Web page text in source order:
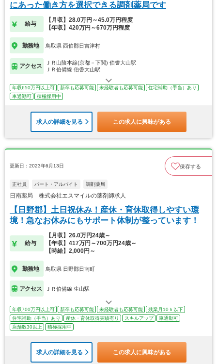
にあった働き方を選択できる調剤薬局です
給与
【月収】28.0万円～45.0万円程度
【年収】420万円～670万円程度
勤務地 鳥取県 西伯郡日吉津村
アクセス
ＪＲ山陰本線(京都－下関) 伯耆大山駅
ＪＲ伯備線 伯耆大山駅
年収650万円以上可 新卒も応募可能 未経験者も応募可能
住宅補助（手当）あり
車通勤可
積極採用中
求人の詳細を見る この求人に興味がある
更新日：2023年6月13日 保存する
正社員 パート・アルバイト 調剤薬局
日南薬局 株式会社エスマイルの薬剤師求人
【日野郡】土日祝休み！産休・育休取得しやすい環
境！急なお休みにもサポート体制が整っています！
給与
【月収】26.0万円24歳～
【年収】417万円～700万円24歳～
【時給】2,000円～
勤務地 鳥取県 日野郡日南町
アクセス ＪＲ伯備線 生山駅
年収700万円以上可 新卒も応募可能 未経験者も応募可能
残業月10ｈ以下
住宅補助（手当）あり
産休・育休取得実績有り スキルアップ
車通勤可
店舗数30以上
積極採用中
求人の詳細を見る この求人に興味がある